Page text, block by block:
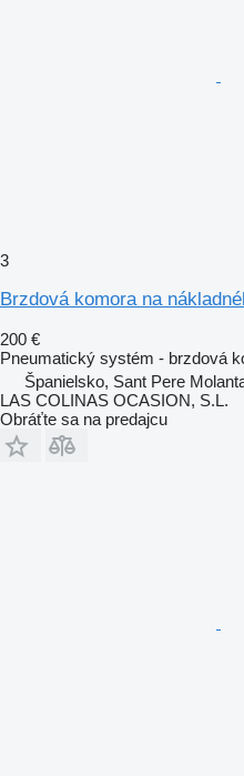
3
Brzdová komora na
200 €
Pneumatický systém - brzdová
Španielsko, Sant Pere
LAS COLINAS OCASION, S.L.
Obráťte sa na predajcu